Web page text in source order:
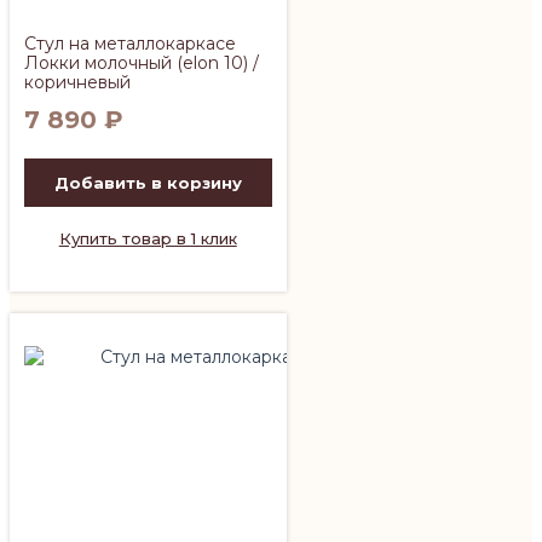
Стул на металлокаркасе
Локки молочный (elon 10) /
коричневый
7 890 ₽
Добавить в корзину
Купить товар в 1 клик